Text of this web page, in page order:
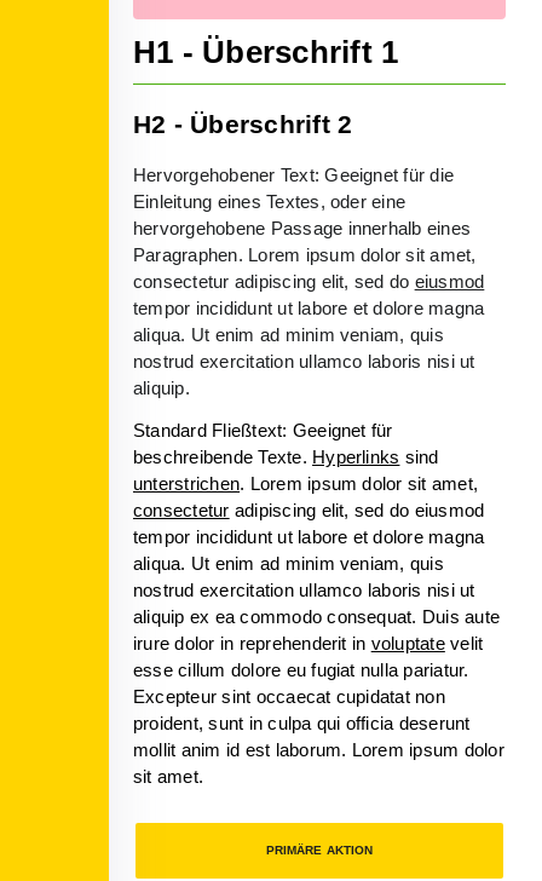
H1 - Überschrift 1
H2 - Überschrift 2
Hervorgehobener Text: Geeignet für die
Einleitung eines Textes, oder eine
hervorgehobene Passage innerhalb eines
Paragraphen. Lorem ipsum dolor sit amet,
consectetur adipiscing elit, sed do eiusmod
tempor incididunt ut labore et dolore magna
aliqua. Ut enim ad minim veniam, quis
nostrud exercitation ullamco laboris nisi ut
aliquip.
Standard Fließtext: Geeignet für
beschreibende Texte. Hyperlinks sind
unterstrichen. Lorem ipsum dolor sit amet,
consectetur adipiscing elit, sed do eiusmod
tempor incididunt ut labore et dolore magna
aliqua. Ut enim ad minim veniam, quis
nostrud exercitation ullamco laboris nisi ut
aliquip ex ea commodo consequat. Duis aute
irure dolor in reprehenderit in voluptatevelit
esse cillum dolore eu fugiat nulla pariatur.
Excepteur sint occaecat cupidatat non
proident, sunt in culpa qui officia deserunt
mollit anim id est laborum. Lorem ipsum dolor
sit amet.
PRIMÄRE AKTION